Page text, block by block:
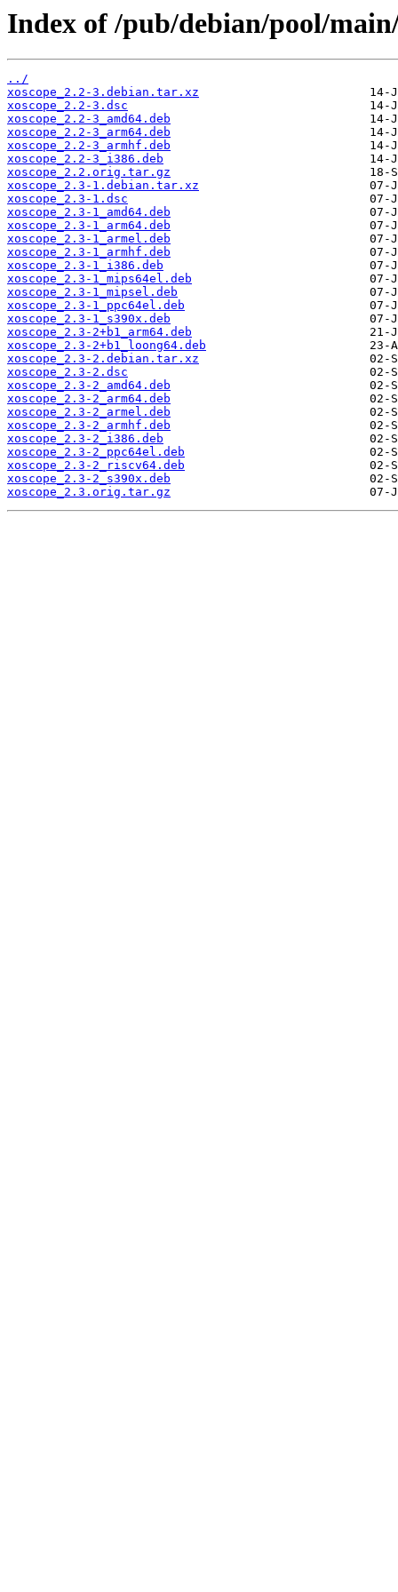
Index of /pub/debian/pool/
../
xoscope_2.2-3.debian.tar.xz
xoscope_2.2-3.dsc
xoscope_2.2-3_amd64.deb
xoscope_2.2-3_arm64.deb
xoscope_2.2-3_armhf.deb
xoscope_2.2-3_i386.deb
xoscope_2.2.orig.tar.gz
xoscope_2.3-1.debian.tar.xz
xoscope_2.3-1.dsc
xoscope_2.3-1_amd64.deb
xoscope_2.3-1_arm64.deb
xoscope_2.3-1_armel.deb
xoscope_2.3-1_armhf.deb
xoscope_2.3-1_i386.deb
xoscope_2.3-1_mips64el.deb
xoscope_2.3-1_mipsel.deb
xoscope_2.3-1_ppc64el.deb
xoscope_2.3-1_s390x.deb
xoscope_2.3-2+b1_arm64.deb
xoscope_2.3-2+b1_loong64.deb
xoscope_2.3-2.debian.tar.xz
xoscope_2.3-2.dsc
xoscope_2.3-2_amd64.deb
xoscope_2.3-2_arm64.deb
xoscope_2.3-2_armel.deb
xoscope_2.3-2_armhf.deb
xoscope_2.3-2_i386.deb
xoscope_2.3-2_ppc64el.deb
xoscope_2.3-2_riscv64.deb
xoscope_2.3-2_s390x.deb
xoscope_2.3.orig.tar.gz